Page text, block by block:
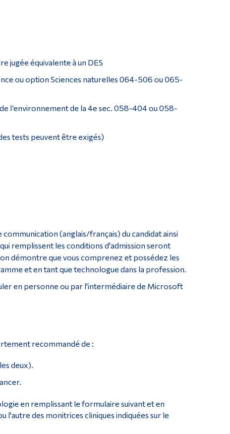
jugée équivalente à un DES
ou option Sciences naturelles 064-506 ou 065-
l’environnement de la 4e sec. 058-404 ou 058-
tests peuvent être exigés)
(anglais/français) du candidat ainsi
remplissent les conditions d'admission seront
démontre que vous comprenez et possédez les
et en tant que technologue dans la profession.
en personne ou par l'intermédiaire de Microsoft
recommandé de :
deux).
en remplissant le formulaire suivant et en
des monitrices cliniques indiquées sur le
Programmes
Formation continue
La vie à Dawson